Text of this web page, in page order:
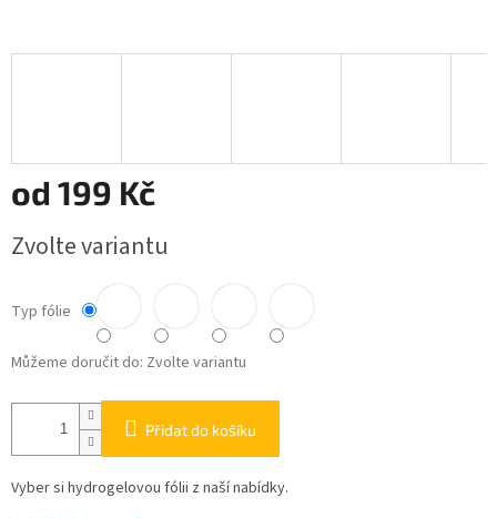
od 199 Kč
cena:
Zvolte variantu
Typ fólie
Můžeme doručit do: Zvolte variantu
Přidat do košíku
Vyber si hydrogelovou fólii z naší nabídky.